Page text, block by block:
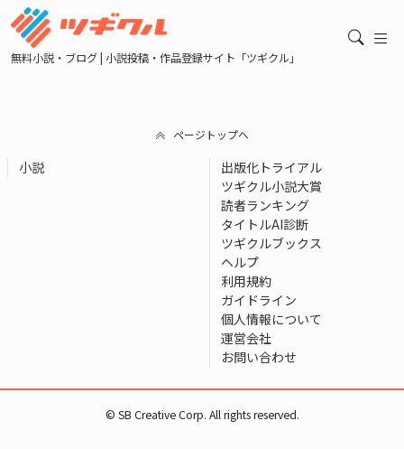
無料小説・ブログ | 小説投稿・作品登録サイト「ツギクル」
ページトップへ
小説
出版化トライアル
ツギクル小説大賞
読者ランキング
タイトルAI診断
ツギクルブックス
ヘルプ
利用規約
ガイドライン
個人情報について
運営会社
お問い合わせ
© SB Creative Corp. All rights reserved.